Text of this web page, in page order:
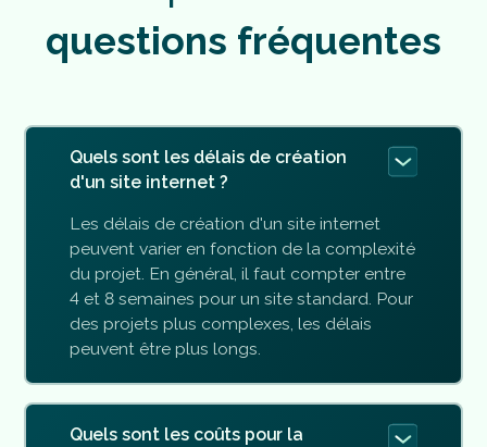
questions fréquentes
Quels sont les délais de création
d'un site internet ?
Les délais de création d'un site internet
peuvent varier en fonction de la complexité
du projet. En général, il faut compter entre
4 et 8 semaines pour un site standard. Pour
des projets plus complexes, les délais
peuvent être plus longs.
Quels sont les coûts pour la